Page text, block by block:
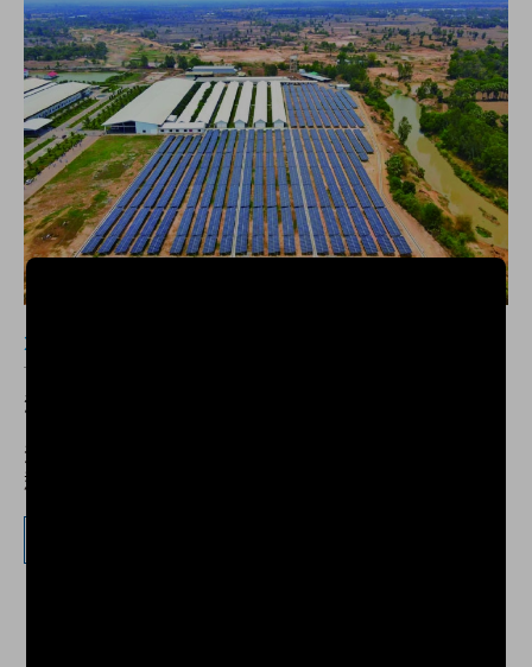
2022-05-03
溫室氣體減排宣告更新
溫室氣體減排宣告 冠德科技有限公司關心全球氣候變
遷、保護地球資源，為回應聯合國氣候變化綱要公約與